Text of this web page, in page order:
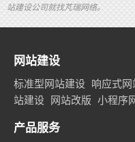
站建设公司就找芃瑞网络。
网站建设
标准型网站建设 响应式
站建设 网站改版 小程序
产品服务